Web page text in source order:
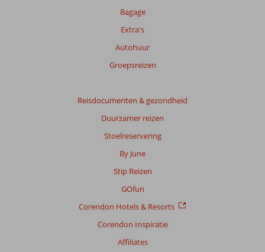
Bagage
Extra's
Autohuur
Groepsreizen
Reisdocumenten & gezondheid
Duurzamer reizen
Stoelreservering
By June
Stip Reizen
GOfun
Corendon Hotels & Resorts
Corendon Inspiratie
Affiliates